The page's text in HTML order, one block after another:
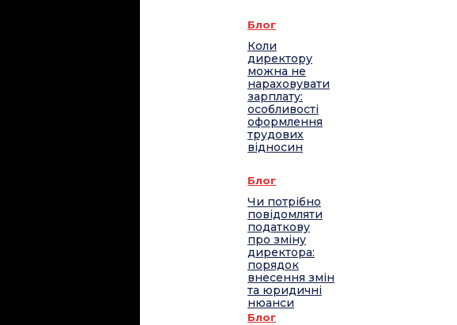
Блог
Коли
директору
можна не
нараховувати
зарплату:
особливості
оформлення
трудових
відносин
Блог
Чи потрібно
повідомляти
податкову
про зміну
директора:
порядок
внесення змін
та юридичні
нюанси
Блог